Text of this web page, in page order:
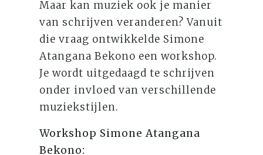
Maar kan muziek ook je manier
van schrijven veranderen? Vanuit
die vraag ontwikkelde Simone
Atangana Bekono een workshop.
Je wordt uitgedaagd te schrijven
onder invloed van verschillende
muziekstijlen.
Workshop Simone Atangana
Bekono: